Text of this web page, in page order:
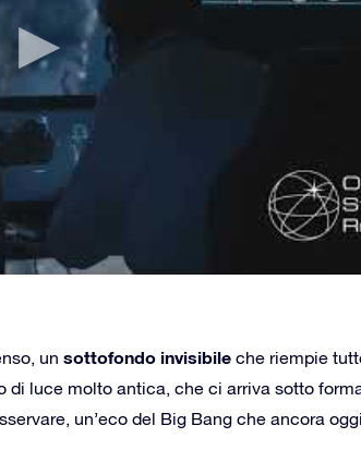
un sottofondo invisibile che riempie
di luce molto antica, che ci arriva sotto
un’eco del Big Bang che ancora